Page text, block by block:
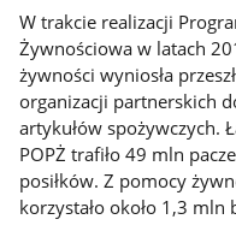
W trakcie realizacji
Żywnościowa w latach
żywności wyniosła
organizacji partnerskich
artykułów spożywczych.
POPŻ trafiło 49 mln
posiłków. Z pomocy
korzystało około 1,3 mln